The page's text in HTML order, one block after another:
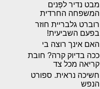
מבט נדיר לפְּנים
המשפחה החרדית
רוברט גלבריית חוזר
בפעם השביעית!
האם אינך רוצה בי
ככה בדיוק קרה? חובת
קריאה מכל צד
חשיכה נראית. ספורט
הנפש